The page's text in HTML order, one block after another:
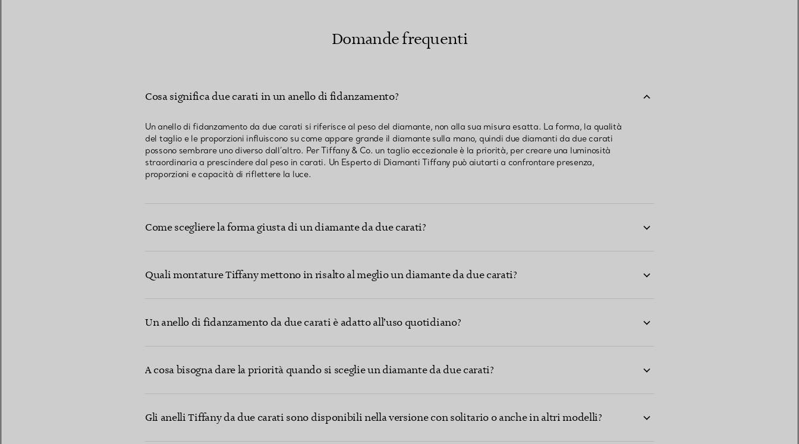
Domande frequenti
Cosa significa due carati in un anello di fidanzamento?
Un anello di fidanzamento da due carati si riferisce al peso del diamante, non alla sua misura esatta. La forma, la qualità
del taglio e le proporzioni influiscono su come appare grande il diamante sulla mano, quindi due diamanti da due carati
possono sembrare uno diverso dall’altro. Per Tiffany & Co. un taglio eccezionale è la priorità, per creare una luminosità
straordinaria a prescindere dal peso in carati. Un Esperto di Diamanti Tiffany può aiutarti a confrontare presenza,
proporzioni e capacità di riflettere la luce.
Come scegliere la forma giusta di un diamante da due carati?
Quali montature Tiffany mettono in risalto al meglio un diamante da due carati?
Un anello di fidanzamento da due carati è adatto all’uso quotidiano?
A cosa bisogna dare la priorità quando si sceglie un diamante da due carati?
Gli anelli Tiffany da due carati sono disponibili nella versione con solitario o anche in altri modelli?